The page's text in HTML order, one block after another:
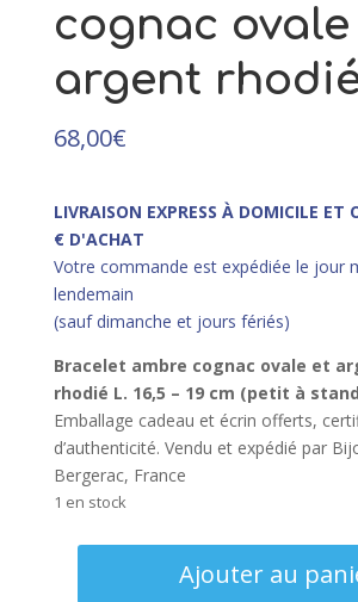
cognac ovale
argent
68,00€
LIVRAISON EXPRESS À DOMICILE ET
€ D'ACHAT
Votre commande est expédiée le jour
lendemain
(sauf dimanche et jours fériés)
Bracelet ambre cognac ovale et
rhodié L. 16,5 – 19 cm (petit à
Emballage cadeau et écrin offerts,
d’authenticité. Vendu et expédié par
Bergerac, France
1 en stock
Ajouter au